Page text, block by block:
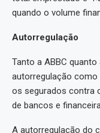
quando o volume
Autorregulação
Tanto a ABBC
autorregulação
os segurados contra
de bancos e
A autorregulação do